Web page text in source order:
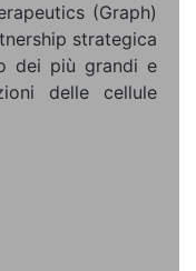
(Graph)
strategica
dei più grandi e
delle cellule